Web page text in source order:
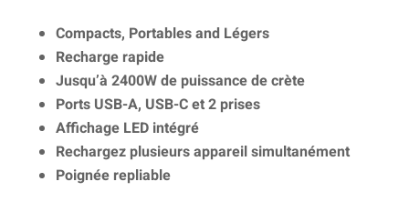
Compacts, Portables and Légers
Recharge rapide
Jusqu’à 2400W de puissance de crète
Ports USB-A, USB-C et 2 prises
Affichage LED intégré
Rechargez plusieurs appareil simultanément
Poignée repliable